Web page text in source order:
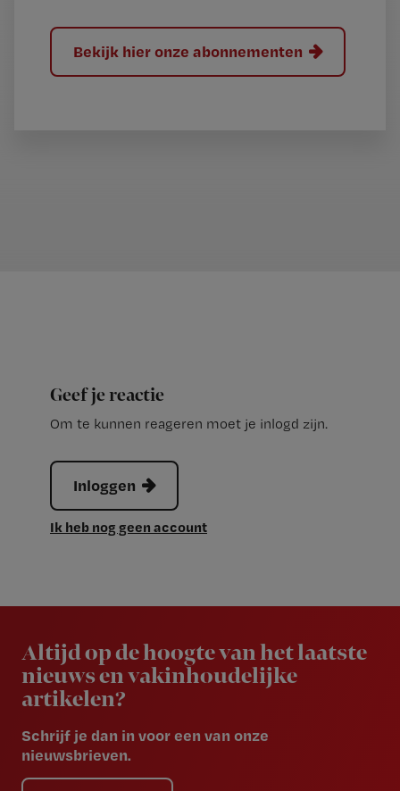
Bekijk hier onze abonnementen
Geef je reactie
Om te kunnen reageren moet je inlogd zijn.
Inloggen
Ik heb nog geen account
Altijd op de hoogte van het laatste
nieuws en vakinhoudelijke
artikelen?
Schrijf je dan in voor een van onze
nieuwsbrieven.